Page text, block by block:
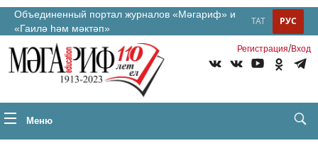
Объединенный портал журналов «Мәгариф» и
«Гаилә һәм мәктәп»
РУС
ТАТ
Регистрация/Вход
Меню